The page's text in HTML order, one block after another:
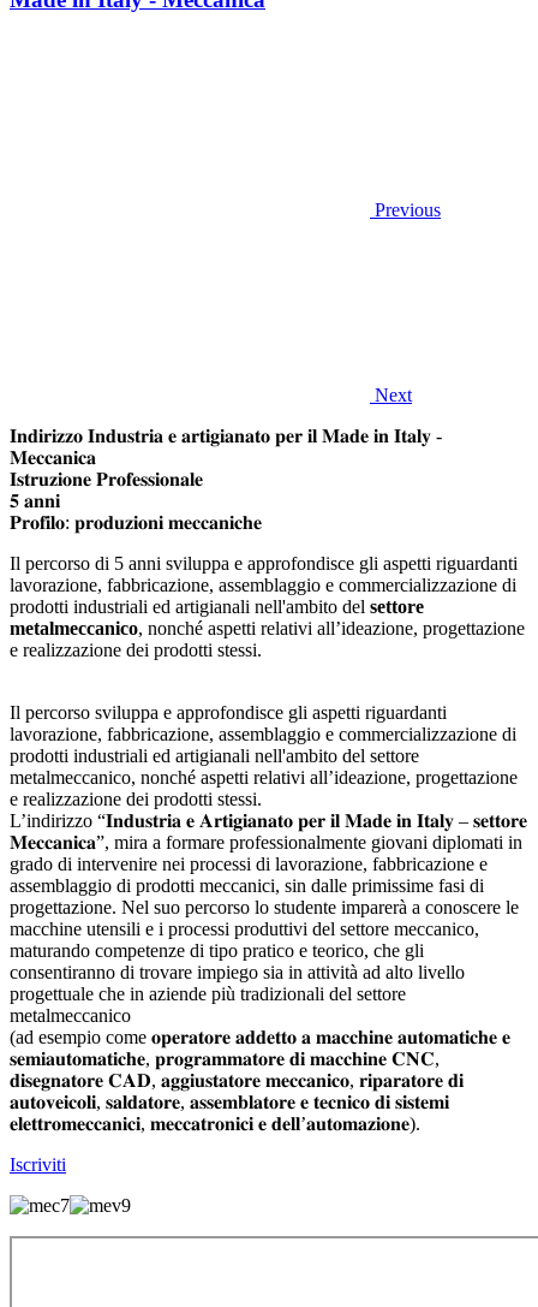
Previous
Next
𝐈𝐧𝐝𝐢𝐫𝐢𝐳𝐳𝐨 𝐈𝐧𝐝𝐮𝐬𝐭𝐫𝐢𝐚 𝐞 𝐚𝐫𝐭𝐢𝐠𝐢𝐚𝐧𝐚𝐭𝐨 𝐩𝐞𝐫 𝐢𝐥 𝐌𝐚𝐝𝐞 𝐢𝐧 𝐈𝐭𝐚𝐥𝐲 -
𝐌𝐞𝐜𝐜𝐚𝐧𝐢𝐜𝐚
𝐈𝐬𝐭𝐫𝐮𝐳𝐢𝐨𝐧𝐞 𝐏𝐫𝐨𝐟𝐞𝐬𝐬𝐢𝐨𝐧𝐚𝐥𝐞
𝟓 𝐚𝐧𝐧𝐢
𝐏𝐫𝐨𝐟𝐢𝐥𝐨: 𝐩𝐫𝐨𝐝𝐮𝐳𝐢𝐨𝐧𝐢 𝐦𝐞𝐜𝐜𝐚𝐧𝐢𝐜𝐡𝐞
Il percorso di 5 anni sviluppa e approfondisce gli aspetti riguardanti
lavorazione, fabbricazione, assemblaggio e commercializzazione di
prodotti industriali ed artigianali nell'ambito del settore
metalmeccanico, nonché aspetti relativi all’ideazione, progettazione
e realizzazione dei prodotti stessi.
Il percorso sviluppa e approfondisce gli aspetti riguardanti
lavorazione, fabbricazione, assemblaggio e commercializzazione di
prodotti industriali ed artigianali nell'ambito del settore
metalmeccanico, nonché aspetti relativi all’ideazione, progettazione
e realizzazione dei prodotti stessi.
L’indirizzo “𝐈𝐧𝐝𝐮𝐬𝐭𝐫𝐢𝐚 𝐞 𝐀𝐫𝐭𝐢𝐠𝐢𝐚𝐧𝐚𝐭𝐨 𝐩𝐞𝐫 𝐢𝐥 𝐌𝐚𝐝𝐞 𝐢𝐧 𝐈𝐭𝐚𝐥𝐲 – 𝐬𝐞𝐭𝐭𝐨𝐫𝐞
𝐌𝐞𝐜𝐜𝐚𝐧𝐢𝐜𝐚”, mira a formare professionalmente giovani diplomati in
grado di intervenire nei processi di lavorazione, fabbricazione e
assemblaggio di prodotti meccanici, sin dalle primissime fasi di
progettazione. Nel suo percorso lo studente imparerà a conoscere le
macchine utensili e i processi produttivi del settore meccanico,
maturando competenze di tipo pratico e teorico, che gli
consentiranno di trovare impiego sia in attività ad alto livello
progettuale che in aziende più tradizionali del settore
metalmeccanico
(ad esempio come 𝐨𝐩𝐞𝐫𝐚𝐭𝐨𝐫𝐞 𝐚𝐝𝐝𝐞𝐭𝐭𝐨 𝐚 𝐦𝐚𝐜𝐜𝐡𝐢𝐧𝐞 𝐚𝐮𝐭𝐨𝐦𝐚𝐭𝐢𝐜𝐡𝐞 𝐞
𝐬𝐞𝐦𝐢𝐚𝐮𝐭𝐨𝐦𝐚𝐭𝐢𝐜𝐡𝐞, 𝐩𝐫𝐨𝐠𝐫𝐚𝐦𝐦𝐚𝐭𝐨𝐫𝐞 𝐝𝐢 𝐦𝐚𝐜𝐜𝐡𝐢𝐧𝐞 𝐂𝐍𝐂,
𝐝𝐢𝐬𝐞𝐠𝐧𝐚𝐭𝐨𝐫𝐞 𝐂𝐀𝐃, 𝐚𝐠𝐠𝐢𝐮𝐬𝐭𝐚𝐭𝐨𝐫𝐞 𝐦𝐞𝐜𝐜𝐚𝐧𝐢𝐜𝐨, 𝐫𝐢𝐩𝐚𝐫𝐚𝐭𝐨𝐫𝐞 𝐝𝐢
𝐚𝐮𝐭𝐨𝐯𝐞𝐢𝐜𝐨𝐥𝐢, 𝐬𝐚𝐥𝐝𝐚𝐭𝐨𝐫𝐞, 𝐚𝐬𝐬𝐞𝐦𝐛𝐥𝐚𝐭𝐨𝐫𝐞 𝐞 𝐭𝐞𝐜𝐧𝐢𝐜𝐨 𝐝𝐢 𝐬𝐢𝐬𝐭𝐞𝐦𝐢
𝐞𝐥𝐞𝐭𝐭𝐫𝐨𝐦𝐞𝐜𝐜𝐚𝐧𝐢𝐜𝐢, 𝐦𝐞𝐜𝐜𝐚𝐭𝐫𝐨𝐧𝐢𝐜𝐢 𝐞 𝐝𝐞𝐥𝐥’𝐚𝐮𝐭𝐨𝐦𝐚𝐳𝐢𝐨𝐧𝐞).
Iscriviti